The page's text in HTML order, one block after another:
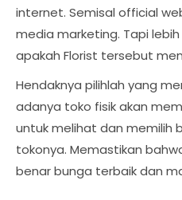
internet. Semisal official
media marketing. Tapi
apakah Florist tersebut
Hendaknya pilihlah yang
adanya toko fisik akan
untuk melihat dan memilih
tokonya. Memastikan
benar bunga terbaik dan